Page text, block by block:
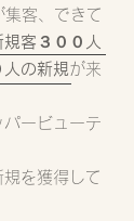
集客、できて
客３００人
の新規が来
ービューテ
を獲得して